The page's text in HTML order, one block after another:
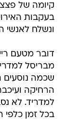
קיומה של
בעקבות
ונשלח לאנשי
דובר מטעם
מבריסל
שכמה נוסעים
הרחיקה
למדריד. לא
בכל זמן כלפי